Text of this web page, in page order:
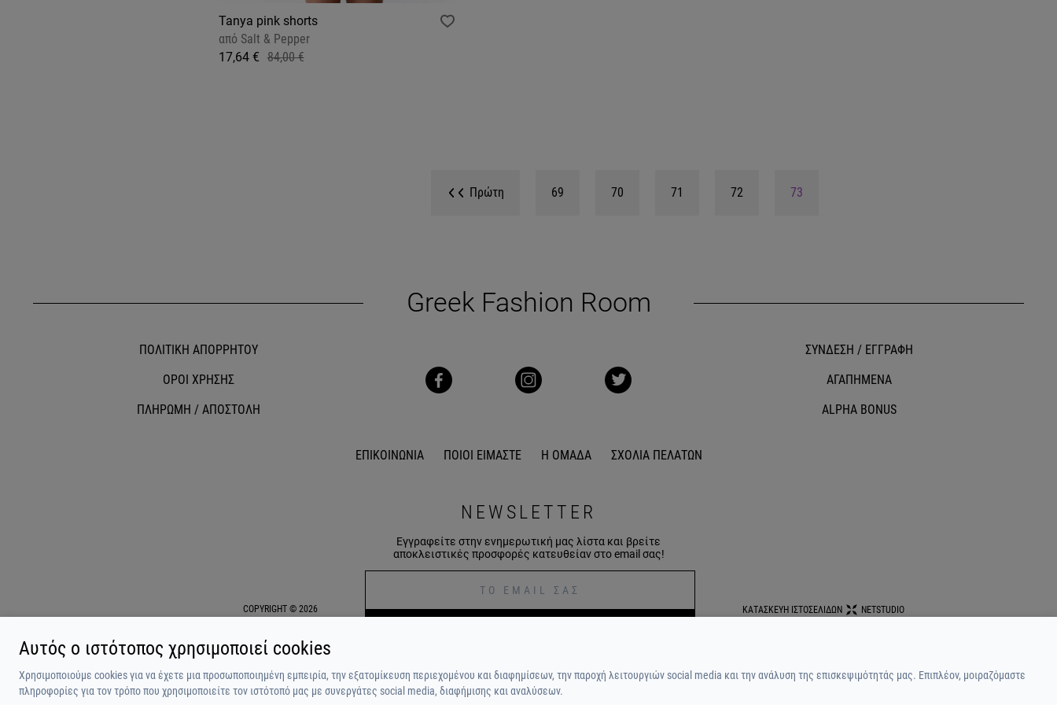
Tanya pink shorts
από Salt & Pepper
17,64 € 84,00 €
Πρώτη 69 70 71 72 73
ΠΟΛΙΤΙΚΗ ΑΠΟΡΡΗΤΟΥ
ΟΡΟΙ ΧΡΗΣΗΣ
ΠΛΗΡΩΜΗ / ΑΠΟΣΤΟΛΗ
Greek Fashion Room
ΣΥΝΔΕΣΗ / ΕΓΓΡΑΦΗ
ΑΓΑΠΗΜΕΝΑ
ALPHA BONUS
ΕΠΙΚΟΙΝΩΝΙΑ ΠΟΙΟΙ ΕΙΜΑΣΤΕ Η ΟΜΑΔΑ ΣΧΟΛΙΑ ΠΕΛΑΤΩΝ
NEWSLETTER
Εγγραφείτε στην ενημερωτική μας λίστα και βρείτε
αποκλειστικές προσφορές κατευθείαν στο email σας!
COPYRIGHT © 2026 ΚΑΤΑΣΚΕΥΗ ΙΣΤΟΣΕΛΙΔΩΝ NETSTUDIO
Αυτός ο ιστότοπος χρησιμοποιεί cookies
Χρησιμοποιούμε cookies για να έχετε μια προσωποποιημένη εμπειρία, την εξατομίκευση περιεχομένου και διαφημίσεων, την παροχή λειτουργιών social media και την ανάλυση της επισκεψιμότητάς μας. Επιπλέον, μοιραζόμαστε
πληροφορίες για τον τρόπο που χρησιμοποιείτε τον ιστότοπό μας με συνεργάτες social media, διαφήμισης και αναλύσεων.